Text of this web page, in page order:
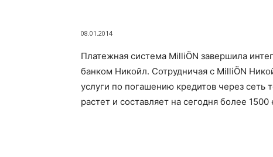
08.01.2014
Платежная система MilliÖN завершила
банком Никойл. Сотрудничая с MilliÖN
услуги по погашению кредитов через сеть
растет и составляет на сегодня более 1500